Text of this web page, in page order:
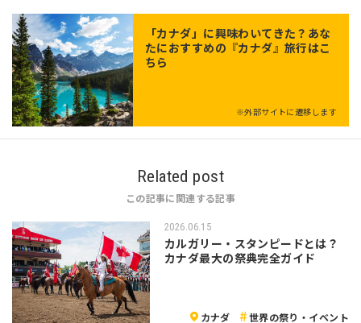
「カナダ 」に興味わいてきた？あな
たにおすすめの『カナダ』旅行はこ
ちら
※外部サイトに遷移します
Related post
この記事に関連する記事
2026.06.15
カルガリー・スタンピードとは？
カナダ最大の祭典完全ガイド
カナダ 世界の祭り・イベント